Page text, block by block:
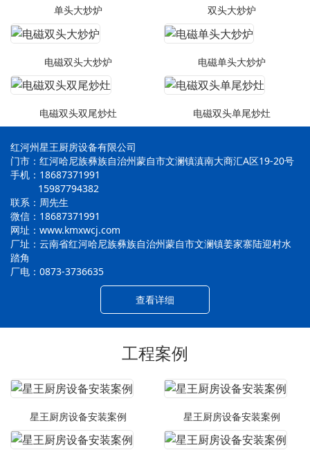
单头大炒炉 双头大炒炉
电磁双头大炒炉 电磁单头大炒炉
电磁双头双尾炒灶 电磁双头单尾炒灶
红河州星王厨房设备有限公司
门市：红河哈尼族彝族自治州蒙自市文澜镇滇南大商汇A区19-20号
手机：18687371991
15987794382
联系：周先生
微信：18687371991
网址：www.kmxwcj.com
厂址：云南省红河哈尼族彝族自治州蒙自市文澜镇姜家寨陆迎村水
踏角
厂电：0873-3736635
查看详细
工程案例
星王厨房设备安装案例 星王厨房设备安装案例